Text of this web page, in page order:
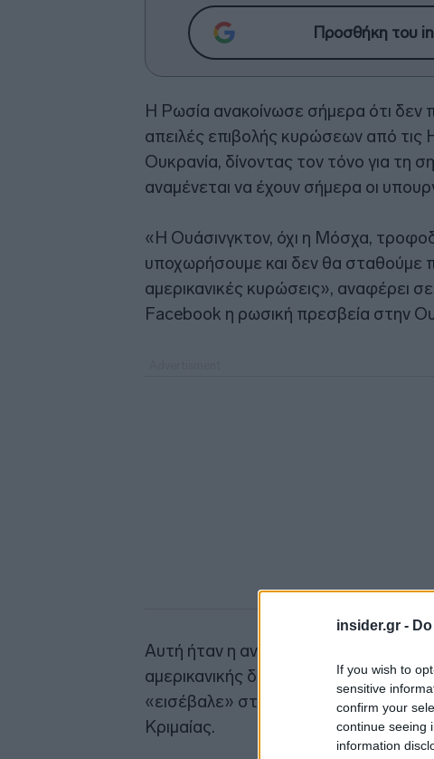
insider.gr -
If you wish to
sensitive
confirm your
continue seeing
information
Προσθήκη του
Η Ρωσία ανακοίνωσε σήμερα ότι δεν
απειλές επιβολής κυρώσεων από
Ουκρανία, δίνοντας τον τόνο για τη
αναμένεται να έχουν σήμερα οι
«Η Ουάσινγκτον, όχι η Μόσχα,
υποχωρήσουμε και δεν θα σταθούμε
αμερικανικές κυρώσεις», αναφέρει
Facebook η ρωσική πρεσβεία στην
Αυτή ήταν η αντίδραση της ρωσικής
αμερικανικής διπλωματίας στο
«εισέβαλε» στην Ουκρανία το 2014
Κριμαίας.